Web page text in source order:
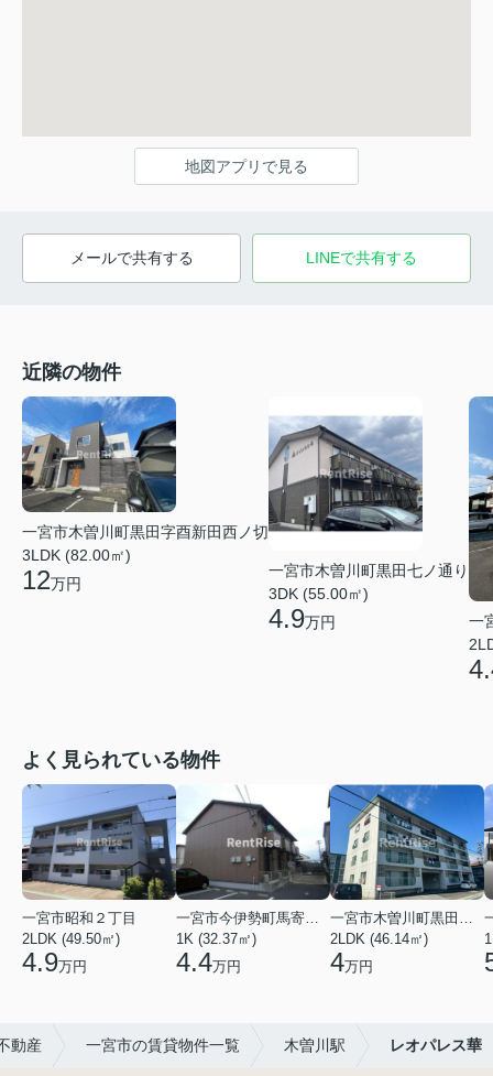
地図アプリで見る
メールで共有する LINEで共有する
近隣の物件
一宮市木曽川町黒田字酉新田西ノ切
3LDK (82.00㎡)
12万円
一宮市木曽川町黒田七ノ通り
3DK (55.00㎡)
4.9万円
一
よく見られている物件
一宮市昭和２丁目
2LDK (49.50㎡)
4.9万円
一宮市今伊勢町馬寄字福塚前
1K (32.37㎡)
4.4万円
一宮市木曽川町黒田五ノ通り
2LDK (46.14㎡)
4万円
動産 一宮市の賃貸物件一覧 木曽川駅 レオパレス華